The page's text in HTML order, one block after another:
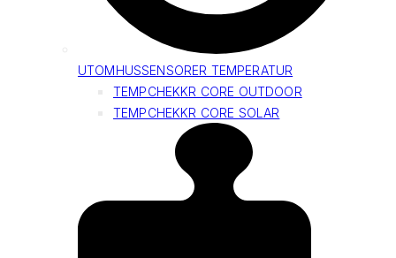
UTOMHUSSENSORER TEMPERATUR
TEMPCHEKKR CORE OUTDOOR
TEMPCHEKKR CORE SOLAR